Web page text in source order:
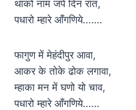
थाको नाम जपे दिन रात,
पधारो म्हारे आँगणिये…….
फागुण में मेहंदीपुर आवा,
आकर के तोके ढोक लगावा,
म्हाका मन में घणो यो चाव,
पधारो म्हारे आँगणिये……